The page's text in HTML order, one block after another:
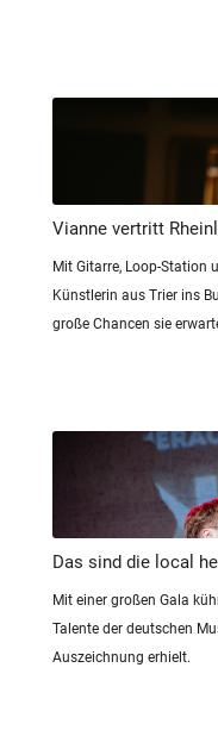
Vianne vertritt
Mit Gitarre, Loop-Station
Künstlerin aus Trier ins
große Chancen sie
Das sind die local
Mit einer großen Gala
Talente der deutschen
Auszeichnung erhielt.